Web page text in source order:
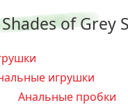
of Grey
игрушки
Анальные пробки